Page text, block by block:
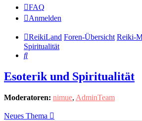
FAQ
Anmelden
ReikiLand Foren-Übersicht Reiki-
Spiritualität
Suche
Esoterik und Spiritualität
Moderatoren: nimue, AdminTeam
Neues Thema